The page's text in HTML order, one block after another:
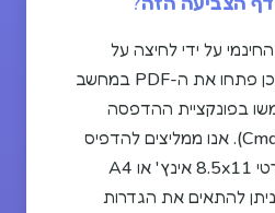
הורידו את קובץ ה-PDF החינמי על ידי לחיצה על
כפתור ההורדה. לאחר מכן פתחו את ה-PDF במחשב
בפונקציית ההדפסה
בדפדפן (Ctrl+P או Cmd+P). אנו ממליצים להדפיס
על נייר לבן בגודל סטנדרטי 8.5x11 אינץ' או A4
להתאים את הגדרות